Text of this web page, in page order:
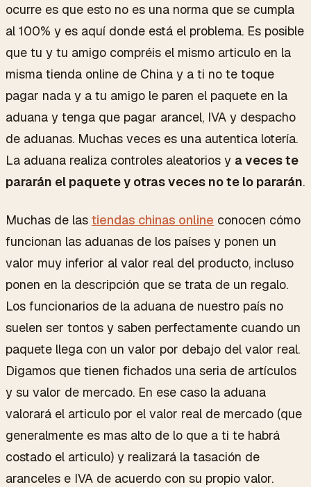
ocurre es que esto no es una norma que se cumpla
al 100% y es aquí donde está el problema. Es posible
que tu y tu amigo compréis el mismo articulo en la
misma tienda online de China y a ti no te toque
pagar nada y a tu amigo le paren el paquete en la
aduana y tenga que pagar arancel, IVA y despacho
de aduanas. Muchas veces es una autentica lotería.
La aduana realiza controles aleatorios y a veces te
pararán el paquete y otras veces no te lo pararán.
Muchas de las tiendas chinas online conocen cómo
funcionan las aduanas de los países y ponen un
valor muy inferior al valor real del producto, incluso
ponen en la descripción que se trata de un regalo.
Los funcionarios de la aduana de nuestro país no
suelen ser tontos y saben perfectamente cuando un
paquete llega con un valor por debajo del valor real.
Digamos que tienen fichados una seria de artículos
y su valor de mercado. En ese caso la aduana
valorará el articulo por el valor real de mercado (que
generalmente es mas alto de lo que a ti te habrá
costado el articulo) y realizará la tasación de
aranceles e IVA de acuerdo con su propio valor.